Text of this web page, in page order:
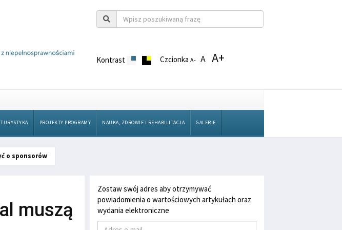
Kontrast CzcionkaA- A A+
PROJEKTY PROGRAMY NAUKA, ZDROWIE I REHABILITACJA GALERIE
o sponsorów
muszą
Zostaw swój adres aby otrzymywać
powiadomienia o wartościowych artykułach oraz
wydania elektroniczne